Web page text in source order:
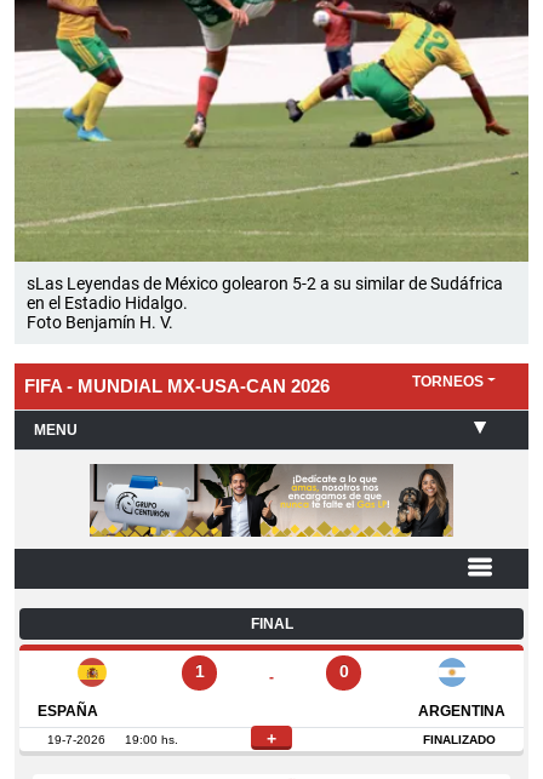
sLas Leyendas de México golearon 5-2 a su similar de Sudáfrica
en el Estadio Hidalgo.
Foto Benjamín H. V.